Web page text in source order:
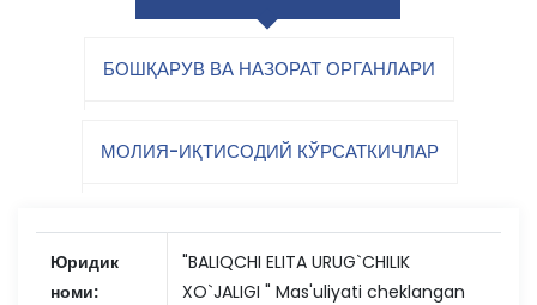
БОШҚАРУВ ВА НАЗОРАТ ОРГАНЛАРИ
МОЛИЯ-ИҚТИСОДИЙ КЎРСАТКИЧЛАР
Юридик
номи:
"BALIQCHI ELITA URUG`CHILIK
XO`JALIGI " Mas'uliyati cheklangan